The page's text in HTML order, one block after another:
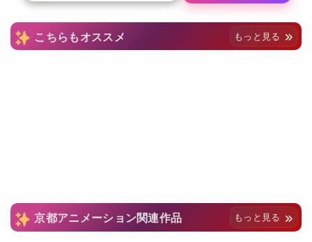
こちらもオススメ もっと見る
京都アニメーション関連作品 もっと見る